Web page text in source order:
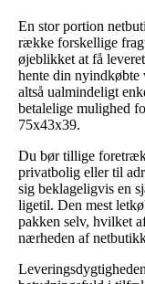
En stor portion
række forskellige
øjeblikket at få
hente din nyindkøbte
altså ualmindeligt
betalelige mulighed
75x43x39.
Du bør tillige
privatbolig eller til
sig beklageligvis en
ligetil. Den mest
pakken selv, hvilket
nærheden af